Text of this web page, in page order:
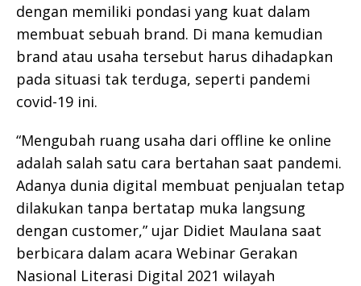
dengan memiliki pondasi yang kuat dalam
membuat sebuah brand. Di mana kemudian
brand atau usaha tersebut harus dihadapkan
pada situasi tak terduga, seperti pandemi
covid-19 ini.
“Mengubah ruang usaha dari offline ke online
adalah salah satu cara bertahan saat pandemi.
Adanya dunia digital membuat penjualan tetap
dilakukan tanpa bertatap muka langsung
dengan customer,” ujar Didiet Maulana saat
berbicara dalam acara Webinar Gerakan
Nasional Literasi Digital 2021 wilayah